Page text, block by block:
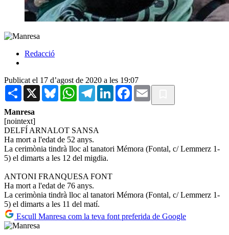
Redacció
Publicat el 17 d’agost de 2020 a les 19:07
Share X BlueskyWhatsAppTelegramLinkedInFacebook
Email
Manresa
[nointext]
DELFÍ ARNALOT SANSA
Ha mort a l'edat de 52 anys.
La cerimònia tindrà lloc al tanatori Mémora (Fontal, c/ Lemmerz 1-
5) el dimarts a les 12 del migdia.
ANTONI FRANQUESA FONT
Ha mort a l'edat de 76 anys.
La cerimònia tindrà lloc al tanatori Mémora (Fontal, c/ Lemmerz 1-
5) el dimarts a les 11 del matí.
Escull Manresa com la teva font preferida de Google